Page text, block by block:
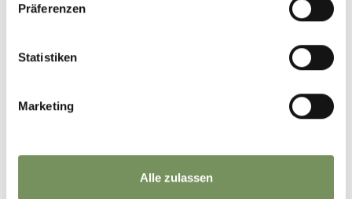
Präferenzen
Statistiken
Marketing
Alle zulassen